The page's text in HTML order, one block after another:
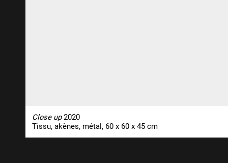
Close up2020
Tissu, akènes, métal, 60 x 60 x 45 cm